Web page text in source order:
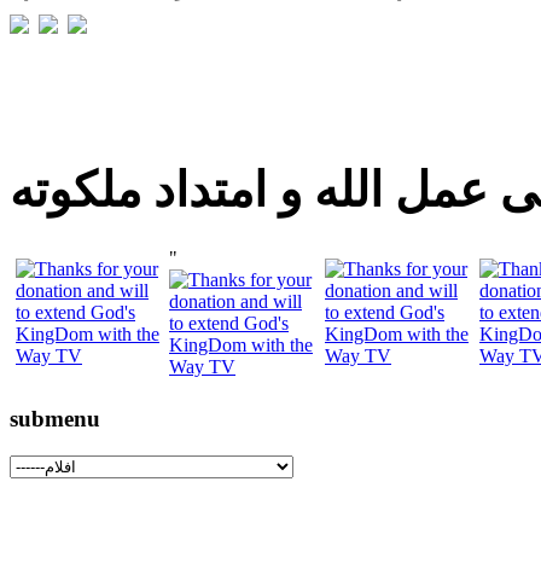
عمل الله و امتداد ملكوته
"
submenu